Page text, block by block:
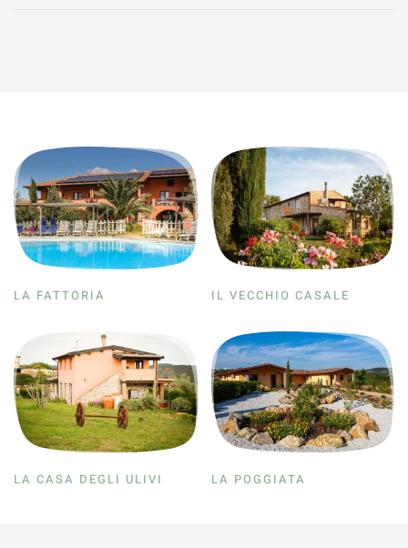
LA FATTORIA IL VECCHIO CASALE
LA CASA DEGLI ULIVI LA POGGIATA